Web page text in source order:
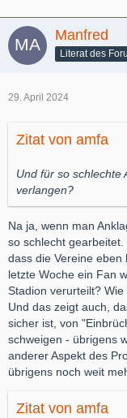
Manfred
Literat des
29. April 2024
Zitat von amfa
Und für so schlechte
verlangen?
Na ja, wenn man
so schlecht
dass die Vereine
letzte Woche ein Fan
Stadion verurteilt?
Und das zeigt auch,
sicher ist, von
schweigen - übrigens
anderer Aspekt des
übrigens noch weit
Zitat von amfa